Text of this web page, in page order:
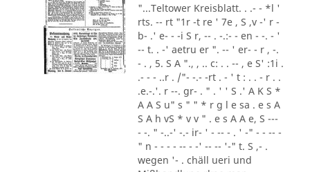
"...Teltower Kreisblatt. . .- - *l '
rts. -- rt "1r -t re ' 7e , S ,v -' r -
b- .' e- - -i S r, -- . -.:- - en - -. - '
-- t. . -' aetru er ". -- ' er- - r , -.
- . , 5. S A "., , .. c: . . -- , e S' :1i .
.- - - ..r . /"- -.- -rt . - ' t : . . - r . .
.e.-.'. r --. gr- . " . ' ' S .' A K S *
A A S u" s " " * r g l e sa . e s A
S A h vS * v v " . e s A A e, S ---
- -. " -..-' -.- ir- ' - -- - . ' -" - - -- -
" n - - - - -- - -' -- -- '-" t. S ,- .
wegen '- . chäll ueri und